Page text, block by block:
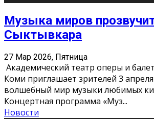
Музыка миров
Сыктывкара
27 Мар 2026, Пятница
Академический театр оперы и
Коми приглашает зрителей 3 апреля
волшебный мир музыки любимых
Концертная программа «Муз...
Новости